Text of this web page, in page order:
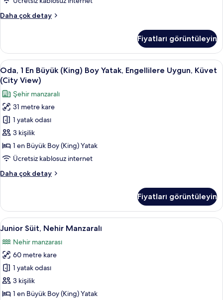
Daha çok detay
Deluxe
hakkında
daha
fazla
detay
Fiyatları görüntüleyin
Oda,
1
En
Büyük
(King)
Boy
Yatak,
Engellilere
Uygun,
(City
tüm
fotoğrafları
7
Oda, 1 En Büyük (King) Boy Yatak, Engellilere Uygun, Küvet
(City View)
Şehir manzaralı
31 metre kare
1 yatak odası
3 kişilik
1 en Büyük Boy (King) Yatak
Ücretsiz kablosuz internet
Daha çok detay
Oda,
(King)
Boy
Yatak,
Uygun,
Küvet
(City
View)
hakkında
daha
fazla
Fiyatları görüntüleyin
Junior
Süit,
Nehir
Manzaralı
için
tüm
fotoğrafları
Junior Süit, Nehir Manzaralı | Kaliteli
9
Junior Süit, Nehir Manzaralı
Nehir manzarası
60 metre kare
1 yatak odası
3 kişilik
1 en Büyük Boy (King) Yatak